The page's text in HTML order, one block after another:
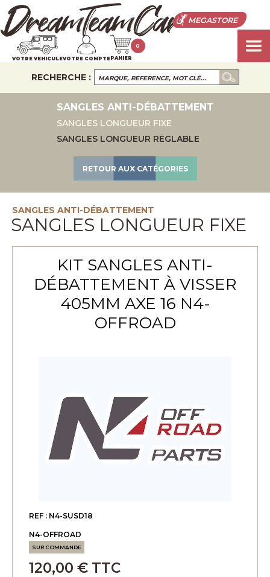
MEGASTORE
VOTRE VEHICULEVOTRE COMPTEPANIER
0
RECHERCHE :
SANGLES ANTI-DÉBATTEMENT
SANGLES LONGUEUR FIXE
SANGLES LONGUEUR RÉGLABLE
RETOUR AUX CATÉGORIES
SANGLES ANTI-DÉBATTEMENT
SANGLES LONGUEUR FIXE
KIT SANGLES ANTI-
DÉBATTEMENT À VISSER
405MM AXE 16 N4-
OFFROAD
REF : N4-SUSD18
N4-OFFROAD
SUR COMMANDE
120,00 € TTC